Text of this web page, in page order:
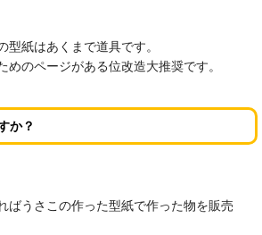
型紙はあくまで道具です。
めのページがある位改造大推奨です。
か？
ばうさこの作った型紙で作った物を販売